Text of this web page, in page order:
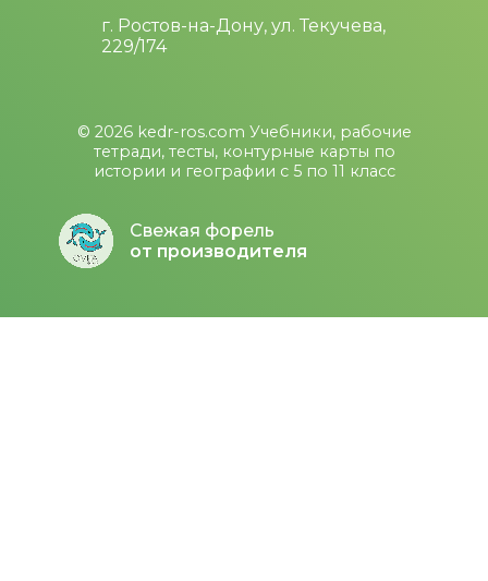
г. Ростов-на-Дону, ул. Текучева,
229/174
© 2026 kedr-ros.com Учебники, рабочие
тетради, тесты, контурные карты по
истории и географии с 5 по 11 класс
Свежая форель
от производителя